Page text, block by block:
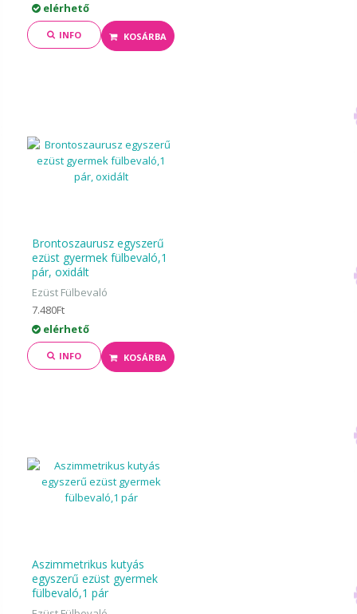
elérhető
INFO KOSÁRBA
Brontoszaurusz egyszerű
ezüst gyermek fülbevaló,1
pár, oxidált
Ezüst Fülbevaló
7.480Ft
elérhető
INFO KOSÁRBA
Aszimmetrikus kutyás
egyszerű ezüst gyermek
fülbevaló,1 pár